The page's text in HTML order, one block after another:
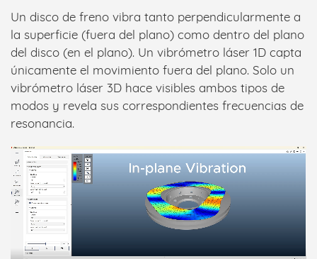
Un disco de freno vibra tanto perpendicularmente a
la superficie (fuera del plano) como dentro del plano
del disco (en el plano). Un vibrómetro láser 1D capta
únicamente el movimiento fuera del plano. Solo un
vibrómetro láser 3D hace visibles ambos tipos de
modos y revela sus correspondientes frecuencias de
resonancia.